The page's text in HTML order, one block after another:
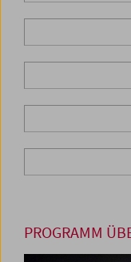
PROGRAMM